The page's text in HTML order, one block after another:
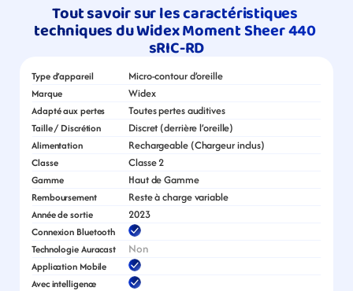
Tout savoir sur les caractéristiques
techniques du Widex Moment Sheer 440
sRIC-RD
Type d’appareil Micro-contour d’oreille
Marque Widex
Adapté aux pertes Toutes pertes auditives
Taille / Discrétion Discret (derrière l’oreille)
Alimentation Rechargeable (Chargeur inclus)
Classe Classe 2
Gamme Haut de Gamme
Remboursement Reste à charge variable
Année de sortie 2023
Connexion Bluetooth
Technologie Auracast
Non
Application Mobile
Avec intelligence